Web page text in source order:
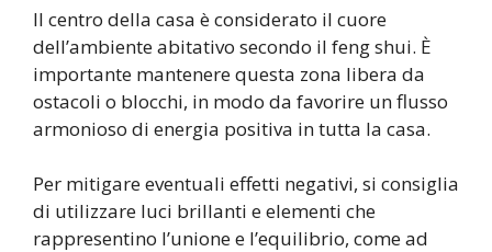
Il centro della casa è considerato il cuore
dell’ambiente abitativo secondo il feng shui. È
importante mantenere questa zona libera da
ostacoli o blocchi, in modo da favorire un flusso
armonioso di energia positiva in tutta la casa.
Per mitigare eventuali effetti negativi, si consiglia
di utilizzare luci brillanti e elementi che
rappresentino l’unione e l’equilibrio, come ad